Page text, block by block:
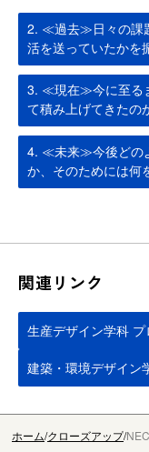
2. ≪過去≫日々の課
活を送っていたかを
3. ≪現在≫今に至る
て積み上げてきたの
4. ≪未来≫今後どの
か、そのためには何
関連リンク
生産デザイン学科
建築・環境デザイン
ホーム クローズアップ